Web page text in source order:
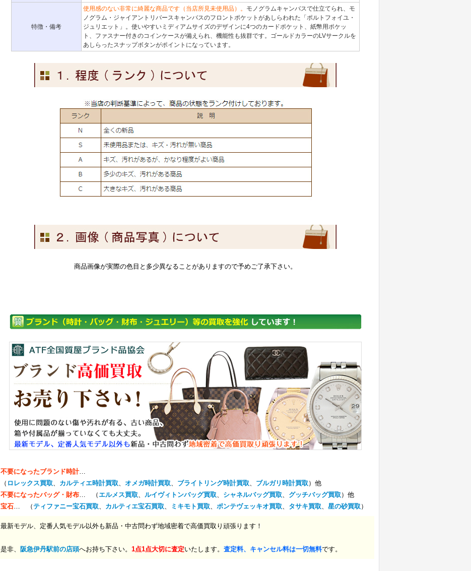
特徴・備考
使用感のない非常に綺麗な商品です（当店所見未使用品）。 モノグラムキャンバスで仕立てられ、モ
ノグラム・ジャイアントリバースキャンバスのフロントポケットがあしらわれた「ポルトフォイユ・
ジュリエット」。使いやすいミディアムサイズのデザインに4つのカードポケット、紙幣用ポケッ
ト、ファスナー付きのコインケースが備えられ、機能性も抜群です。ゴールドカラーのLVサークルを
あしらったスナップボタンがポイントになっています。
商品画像が実際の色目と多少異なることがありますので予めご了承下さい。
不要になったブランド時計…
（ ロレックス買取、 カルティエ時計買取、 オメガ時計買取、 ブライトリング時計買取、 ブルガリ時計買取 ）他
不要になったバッグ・財布… （ エルメス買取、 ルイヴィトンバッグ買取、 シャネルバッグ買取、 グッチバッグ買取 ）他
宝石… （ティファニー宝石買取、 カルティエ宝石買取、 ミキモト買取、 ポンテヴェッキオ買取、 タサキ買取、 星の砂買取 ）
最新モデル、定番人気モデル以外も新品・中古問わず地域密着で高価買取り頑張ります！
是非、 阪急伊丹駅前の店頭へお持ち下さい。 1点1点大切に査定いたします。 査定料、キャンセル料は一切無料です。